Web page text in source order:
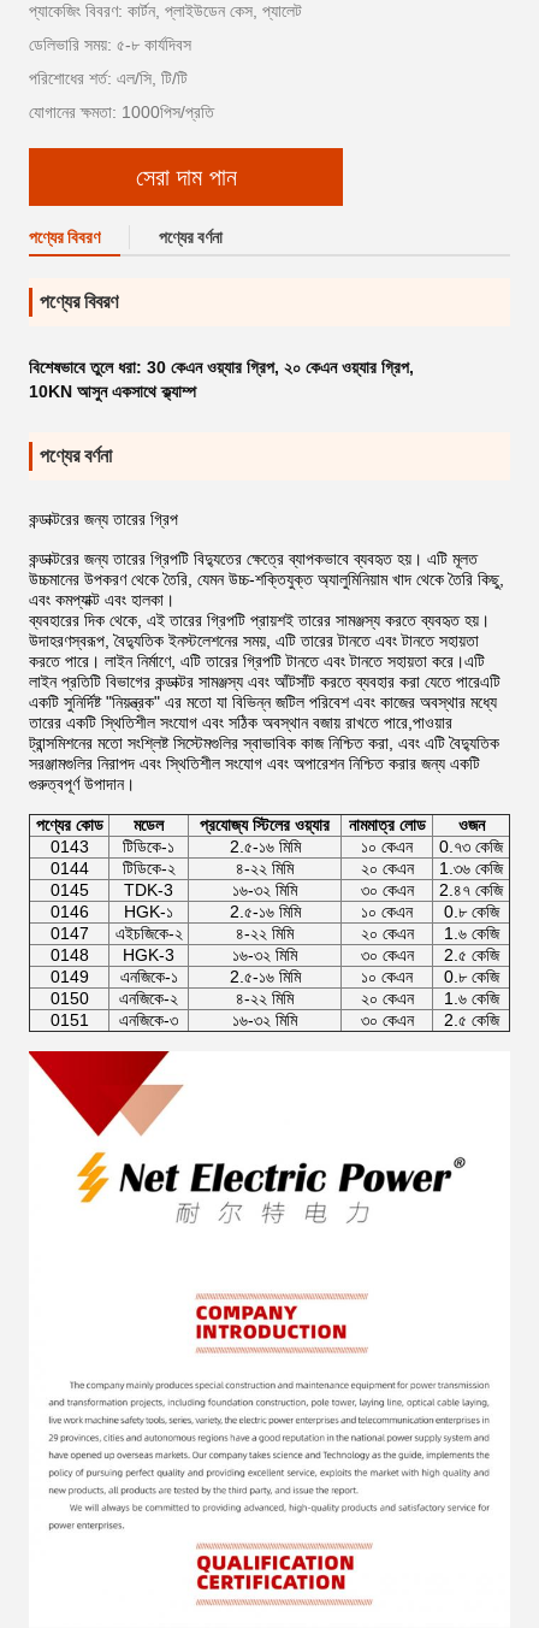
প্যাকেজিং বিবরণ: কার্টন, প্লাইউডেন কেস, প্যালেট
ডেলিভারি সময়: ৫-৮ কার্যদিবস
পরিশোধের শর্ত: এল/সি, টি/টি
যোগানের ক্ষমতা: 1000পিস/প্রতি
সেরা দাম পান
পণ্যের বিবরণ পণ্যের বর্ণনা
পণ্যের বিবরণ
বিশেষভাবে তুলে ধরা: 30 কেএন ওয়্যার গ্রিপ, ২০ কেএন ওয়্যার গ্রিপ,
10KN আসুন একসাথে ক্ল্যাম্প
পণ্যের বর্ণনা
কন্ডাক্টরের জন্য তারের গ্রিপ
কন্ডাক্টরের জন্য তারের গ্রিপটি বিদ্যুতের ক্ষেত্রে ব্যাপকভাবে ব্যবহৃত হয়। এটি মূলত
উচ্চমানের উপকরণ থেকে তৈরি, যেমন উচ্চ-শক্তিযুক্ত অ্যালুমিনিয়াম খাদ থেকে তৈরি কিছু,
এবং কমপ্যাক্ট এবং হালকা।
ব্যবহারের দিক থেকে, এই তারের গ্রিপটি প্রায়শই তারের সামঞ্জস্য করতে ব্যবহৃত হয়।
উদাহরণস্বরূপ, বৈদ্যুতিক ইনস্টলেশনের সময়, এটি তারের টানতে এবং টানতে সহায়তা
করতে পারে। লাইন নির্মাণে, এটি তারের গ্রিপটি টানতে এবং টানতে সহায়তা করে।এটি
লাইন প্রতিটি বিভাগের কন্ডাক্টর সামঞ্জস্য এবং আঁটসাঁট করতে ব্যবহার করা যেতে পারেএটি
একটি সুনির্দিষ্ট "নিয়ন্ত্রক" এর মতো যা বিভিন্ন জটিল পরিবেশ এবং কাজের অবস্থার মধ্যে
তারের একটি স্থিতিশীল সংযোগ এবং সঠিক অবস্থান বজায় রাখতে পারে,পাওয়ার
ট্রান্সমিশনের মতো সংশ্লিষ্ট সিস্টেমগুলির স্বাভাবিক কাজ নিশ্চিত করা, এবং এটি বৈদ্যুতিক
সরঞ্জামগুলির নিরাপদ এবং স্থিতিশীল সংযোগ এবং অপারেশন নিশ্চিত করার জন্য একটি
গুরুত্বপূর্ণ উপাদান।
পণ্যের কোড মডেল প্রযোজ্য স্টিলের ওয়্যার নামমাত্র লোড
ওজন
0143
টিডিকে-১ 2.৫-১৬ মিমি ১০ কেএন
0.৭৩ কেজি
0144
টিডিকে-২ ৪-২২ মিমি ২০ কেএন
1.৩৬ কেজি
0145
TDK-3 ১৬-৩২ মিমি ৩০ কেএন
2.৪৭ কেজি
0146
HGK-১ 2.৫-১৬ মিমি ১০ কেএন
0.৮ কেজি
0147
এইচজিকে-২ ৪-২২ মিমি ২০ কেএন
1.৬ কেজি
0148
HGK-3 ১৬-৩২ মিমি ৩০ কেএন
2.৫ কেজি
0149
এনজিকে-১ 2.৫-১৬ মিমি ১০ কেএন
0.৮ কেজি
0150
এনজিকে-২ ৪-২২ মিমি ২০ কেএন
1.৬ কেজি
0151
এনজিকে-৩ ১৬-৩২ মিমি ৩০ কেএন 2.৫ কেজি